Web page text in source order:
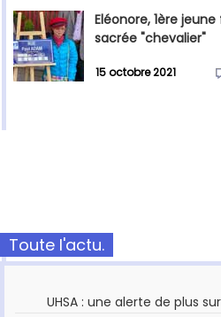
Eléonore, 1ère
sacrée "chevalier"
15 octobre 2021
Toute l'actu.
UHSA : une alerte de plus